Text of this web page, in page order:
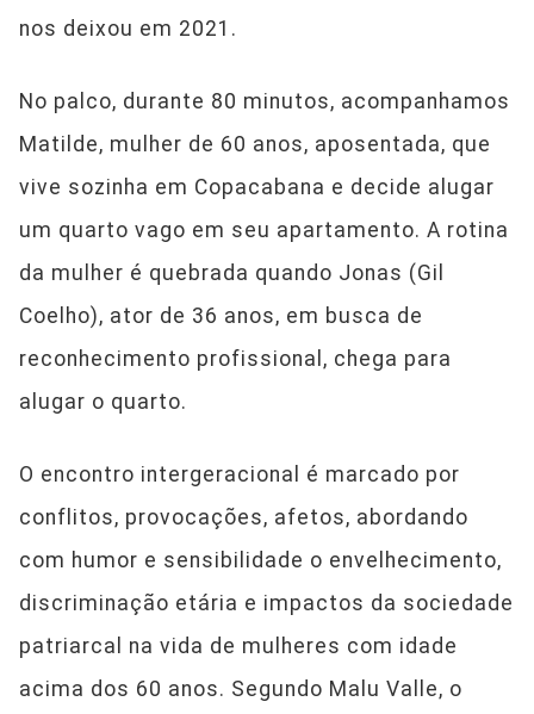
nos deixou em 2021.
No palco, durante 80 minutos, acompanhamos
Matilde, mulher de 60 anos, aposentada, que
vive sozinha em Copacabana e decide alugar
um quarto vago em seu apartamento. A rotina
da mulher é quebrada quando Jonas (Gil
Coelho), ator de 36 anos, em busca de
reconhecimento profissional, chega para
alugar o quarto.
O encontro intergeracional é marcado por
conflitos, provocações, afetos, abordando
com humor e sensibilidade o envelhecimento,
discriminação etária e impactos da sociedade
patriarcal na vida de mulheres com idade
acima dos 60 anos. Segundo Malu Valle, o